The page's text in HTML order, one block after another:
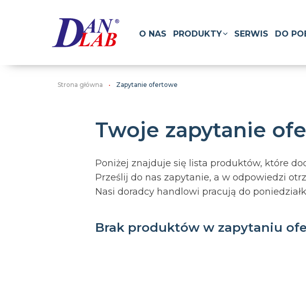
O NAS PRODUKTY SERWIS DO
Strona główna Zapytanie ofertowe
Twoje zapytanie
Poniżej znajduje się lista produktów, które
Prześlij do nas zapytanie, a w odpowiedzi
Nasi doradcy handlowi pracują do
Brak produktów w zapytaniu